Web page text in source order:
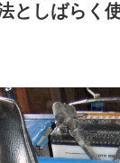
としばらく